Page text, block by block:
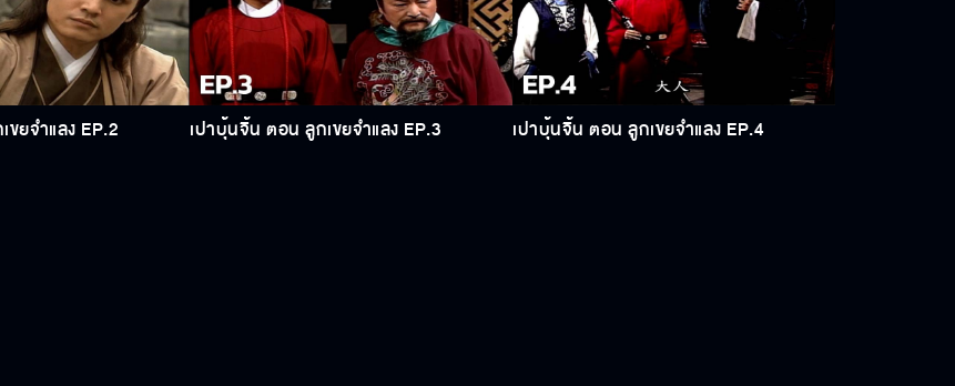
กเลง
านชายแดน 3 ปี นั่นทำให้เขาล้มป่วยจนตาย หวังต๊ะจึงผูกใจเจ็บและคิดฆ่าท่านเปาแก้แค้นแทนพ่อ คืนนั้นเฉี่ยวอี้ มาพบหวังต๊ะด้วยความเป็นห่วงว่า
ขาท่องจำเพื่อที่ว่าพรุ่งนี้ขึ้นศาลจะได้ตอบคำถามได้ ขึ้นศาล ท่านเปาให้เฉี่ยวอี้ ยืนยันว่าคนไหนคือตัวจริง
ะ เป่าเพลงลีลาดอกเหมย ทำให้จั่นเจารู้ว่าเขาก็คือน้องชายของหวังเจียวนี่เอง เพราะเพลงนี้จั่นเจาเคยได้ยินหวังเจียวเป่ามาก่อน ยิ่งสอบสวนไป
เภอหวงมาพูดคุยกันส่วนตัว ท่านเปาบอกสอบต่อไม่ได้ เพราะไม่งั้นเฉี่ยวอี้จะโดนข้อหาให้การเท็จไปด้วย ทำให้นายอำเภอหวง รู้แล้วว่าคนที่มา
อจั่นเจามารายงานเรื่องที่ตัวปลอมคือหวังต๊ะ ท่านเปาก็เลยคิดได้ ที่ปลอมตัวเพราะจะมาฆ่าท่านเปานี่เอง หลิวเทียนเผิง มาต่อว่าเฉี่ยวอี้ที่ปกป้อง
วังต๊ะ คือคู่หมั้นตัวจริง หลิวเทียนเผิง ก็ทำอะไรไม่ได้ หวังต๊ะเห็นว่าเรื่องชักเลยเถิด จึงคิดอยากจากไป แต่เจิ้นเซินน้องชายของเฉี่ยวอี้ มาพบเข้า
มาบอกให้น้องกลับห้องไปก่อน ซึ่งก็เหมือนเดิมนางพยายาม ขอให้เขาพูดความจริง แต่เขาก็ยังคงปกปิด หลิวเทียนเผิง พยายามบอกท่านเปา และ
ยวพยายามมาตามน้องชายกลับ แต่น้องชายไม่ยินยอม นางเอาคำพูดของแม่ก่อนตายที่สั่งไม่ให้แก้แค้นมาเตือนสติ น้องเขาก็ยังยืนยันว่าจะอยู่ต่อ
ทียนเผิง มาแอบฟัง จึงคิดแผนที่จะเร่งให้เรื่องจบเร็วขึ้น โดยเข้าไปลอบฆ่านายอำเภอหวง แล้วก็โวยวายว่าหวังต๊ะเป็นคนทำ ท่านเปามาดูอาการ
เยี่ยมหวังต๊ะ ที่คุก ในที่สุดเขาก็ยอมเล่าความจริง ให้นางฟัง ซึ่งนางก็เข้าใจและเห็นใจเขาทุกอย่าง ท่านเปาเริ่มแผนให้คนร้ายปรากฏตัว โดยให้
ยทำให้เขาต้องรีบไปจัดฉากเรื่องอาวุธ หวังเจียวคิดชิงตัวนักโทษคือน้องชาย แต่จั่นเจามาขวางแล้วบอกให้นางตามเขาไปพบท่านเปา อยากช่วย
วังต๊ะ มาสอบสวน เขาก็จึงบอกเรื่องที่หลิวเทียนเผิง เสียพนันจนต้องยกของหมั้นให้เขา แต่ต่อมาภายหลังหลิวเทียนเผิง นึกเสียดายอยากได้ กำไล
ปา ถามถึงสาเหตุที่สวมรอย เขาก็อ้างว่า อยากสอบจอหงวนจึงหวังเข้าสกุลหวง เพื่อใช้ห้องหนังสือ ท่องตำรา แต่ท่านเปามีหรือจะเชื่อ แต่ท่านเปาก็
ยจำแลง EP.2 เปาบุ้นจิ้น ตอน ลูกเขยจำแลง EP.3 เปาบุ้นจิ้น ตอน ลูกเขยจำแลง EP.4